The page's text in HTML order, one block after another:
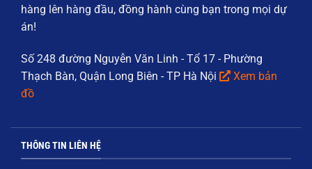
hàng lên hàng đầu, đồng hành cùng bạn trong mọi dự
án!
Số 248 đường Nguyễn Văn Linh - Tổ 17 - Phường
Thạch Bàn, Quận Long Biên - TP Hà Nội
Xem bản
đồ
THÔNG TIN LIÊN HỆ